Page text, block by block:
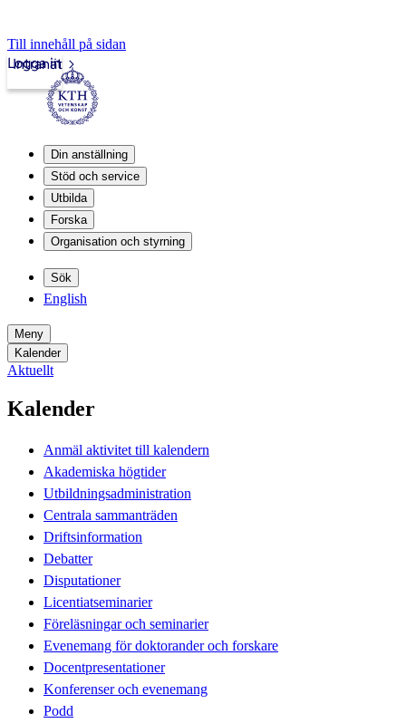
Till innehåll på sidan
Intranät
Logga in
Din anställning
Stöd och service
Utbilda
Forska
Organisation och styrning
Sök
English
Meny
Kalender
Aktuellt
Kalender
Anmäl aktivitet till kalendern
Akademiska högtider
Utbildningsadministration
Centrala sammanträden
Driftsinformation
Debatter
Disputationer
Licentiatseminarier
Föreläsningar och seminarier
Evenemang för doktorander och forskare
Docentpresentationer
Konferenser och evenemang
Podd